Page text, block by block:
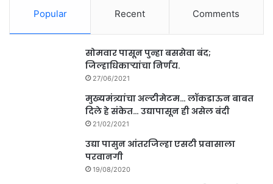
Popular Recent Comments
सोमवार पासून पुन्हा बससेवा बंद;
जिल्हाधिकाऱ्यांचा निर्णय.
27/06/2021
मुख्यमंत्र्यांचा अल्टीमेटम… लॉकडाऊन बाबत
दिले हे संकेत… उद्यापासून ही असेल बंदी
21/02/2021
उद्या पासुन आंतरजिल्हा एसटी प्रवासाला
परवानगी
19/08/2020